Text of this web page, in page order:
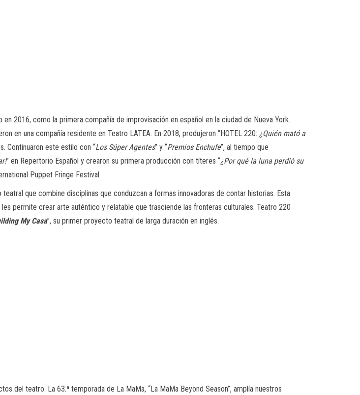
2016, como la primera compañía de improvisación en español en la ciudad de Nueva York.
en una compañía residente en Teatro LATEA. En 2018, produjeron “HOTEL 220: ¿Quién mató a
Continuaron este estilo con “Los Súper Agentes” y “Premios Enchufe”, al tiempo que
” en Repertorio Español y crearon su primera producción con títeres “¿Por qué la luna perdió su
Puppet Fringe Festival.
que combine disciplinas que conduzcan a formas innovadoras de contar historias. Esta
permite crear arte auténtico y relatable que trasciende las fronteras culturales. Teatro 220
My Casa”, su primer proyecto teatral de larga duración en inglés.
del teatro. La 63.ª temporada de La MaMa, “La MaMa Beyond Season”, amplía nuestros